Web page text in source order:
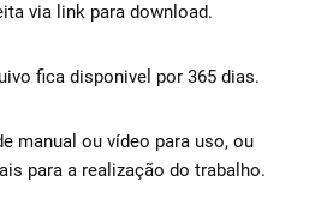
via link para download.
fica disponivel por 365 dias.
manual ou vídeo para uso, ou
para a realização do trabalho.